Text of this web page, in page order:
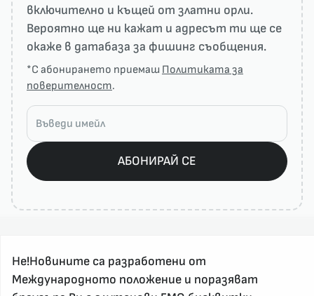
включително и къщей от златни орли.
Вероятно ще ни кажат и адресът ти ще се
окаже в датабаза за фишинг съобщения.
*С абонирането приемаш Политиката за
поверителност.
АБОНИРАЙ СЕ
Не!Новините са разработени от
Международното положение и поразяват